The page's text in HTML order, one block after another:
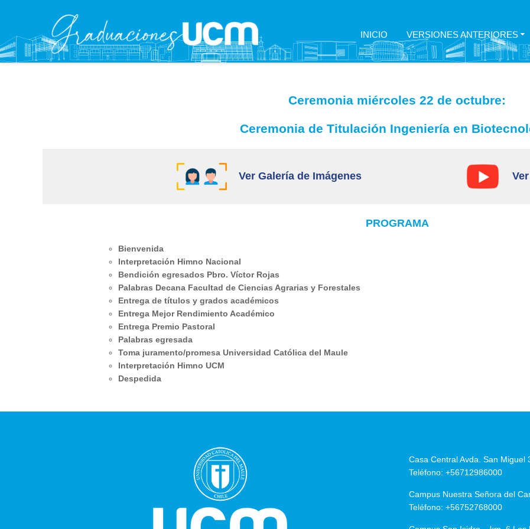
INICIO VERSIONES ANTERIORES
Ceremonia miércoles 22 de octubre:
Ceremonia de Titulación Ingeniería en
Ver Galería de Imágenes
PROGRAMA
Bienvenida
Interpretación Himno Nacional
Bendición egresados Pbro. Víctor Rojas
Palabras Decana Facultad de Ciencias Agrarias y Forestales
Entrega de títulos y grados académicos
Entrega Mejor Rendimiento Académico
Entrega Premio Pastoral
Palabras egresada
Toma juramento/promesa Universidad Católica del Maule
Interpretación Himno UCM
Despedida
Casa Central Avda. San Miguel
Teléfono: +56712986000
Campus Nuestra Señora del
Teléfono: +56752768000